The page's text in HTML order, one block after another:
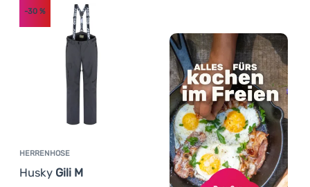
HERRENHOSE
Husky Gili M
-30 %